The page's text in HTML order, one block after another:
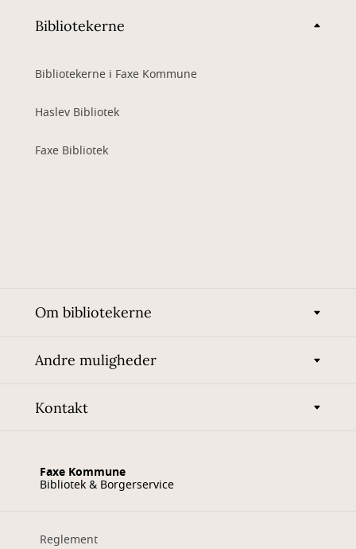
Bibliotekerne
Bibliotekerne i Faxe Kommune
Haslev Bibliotek
Faxe Bibliotek
Om bibliotekerne
Andre muligheder
Kontakt
Faxe Kommune
Bibliotek & Borgerservice
Reglement